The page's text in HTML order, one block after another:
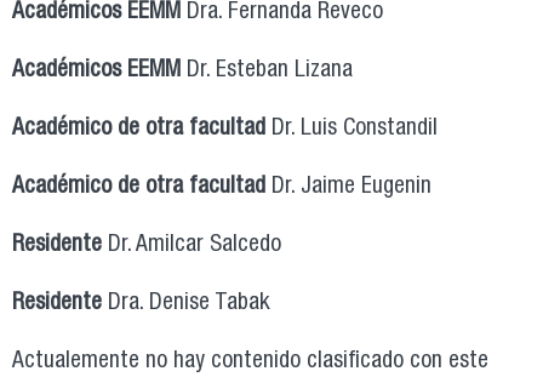
Académicos EEMM Dra. Fernanda Reveco
Académicos EEMM Dr. Esteban Lizana
Académico de otra facultad Dr. Luis Constandil
Académico de otra facultad Dr. Jaime Eugenin
Residente Dr. Amilcar Salcedo
Residente Dra. Denise Tabak
Actualemente no hay contenido clasificado con este